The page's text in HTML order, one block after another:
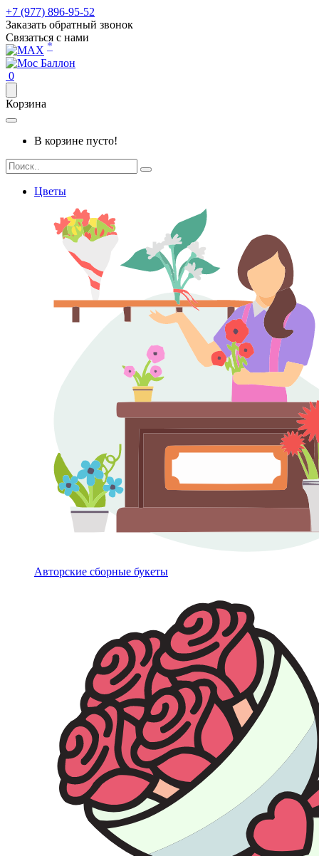
+7 (977) 896-95-52
Заказать обратный звонок
Связаться с нами
*
0
Корзина
В корзине пусто!
Цветы
Авторские сборные букеты